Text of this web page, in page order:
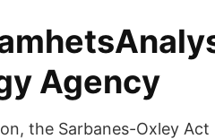
Agency
the Sarbanes-Oxley